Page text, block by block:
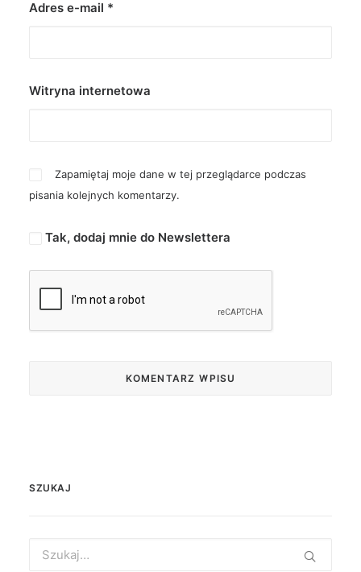
Adres e-mail *
Witryna internetowa
Zapamiętaj moje dane w tej przeglądarce podczas
pisania kolejnych komentarzy.
Tak, dodaj mnie do Newslettera
SZUKAJ
for: